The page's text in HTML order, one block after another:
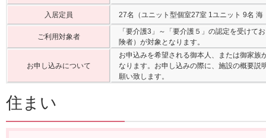
入居定員 27名（ユニット型個室27室 1ユニット 9名 海
ご利用対象者
「要介護3」～「要介護５」の認定を受けて
険者）が対象となります。
お申し込みについて
お申込みを希望される御本人、または御家
なります。お申し込みの際に、施設の概要説
願い致します。
住まい